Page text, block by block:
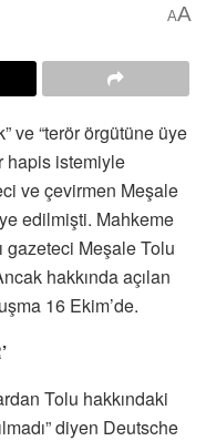
AA
ve “terör örgütüne üye
hapis istemiyle
ve çevirmen Meşale
edilmişti. Mahkeme
gazeteci Meşale Tolu
hakkında açılan
16 Ekim’de.
Tolu hakkındaki
diyen Deutsche